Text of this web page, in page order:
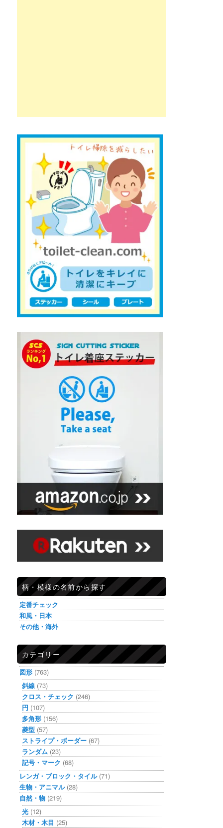
柄・模様の名前から探す
定番チェック
和風・日本
その他・海外
カテゴリー
図形 (763)
斜線 (73)
クロス・チェック (246)
円 (107)
多角形 (156)
菱型 (57)
ストライプ・ボーダー (67)
ランダム (23)
記号・マーク (68)
レンガ・ブロック・タイル(71)
生物・アニマル(28)
自然・物 (219)
光 (12)
木材・木目 (25)